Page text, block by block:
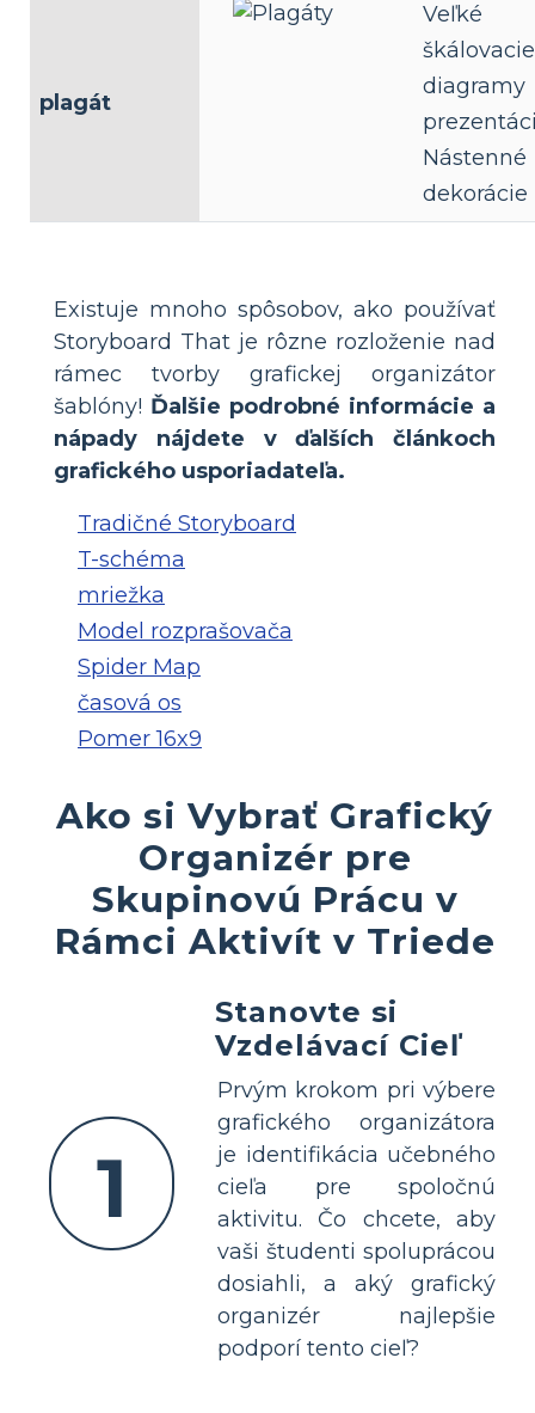
plagát
Veľké
škálovacie
diagramy
Nástenné
dekorácie
Existuje mnoho spôsobov, ako používať
Storyboard That je rôzne rozloženie nad
rámec tvorby grafickej organizátor
šablóny! Ďalšie podrobné informácie a
nápady nájdete v ďalších článkoch
grafického usporiadateľa.
Tradičné Storyboard
T-schéma
mriežka
Model rozprašovača
Spider Map
časová os
Pomer 16x9
Ako si Vybrať Grafický
Organizér pre
Skupinovú Prácu v
Rámci Aktivít v Triede
1
Stanovte si
Vzdelávací Cieľ
Prvým krokom pri výbere
grafického organizátora
je identifikácia učebného
cieľa pre spoločnú
aktivitu. Čo chcete, aby
vaši študenti spoluprácou
dosiahli, a aký grafický
organizér najlepšie
podporí tento cieľ?